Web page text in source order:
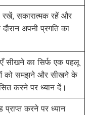
रखें, सकारात्मक रहें और
दौरान अपनी प्रगति का
सीखने का सिर्फ एक पहलू
को समझने और सीखने के
करने पर ध्यान दें।
करने पर ध्यान